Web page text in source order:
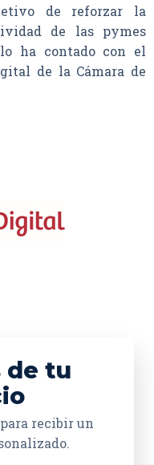
de reforzar la
de las pymes
ha contado con el
de la Cámara de
de tu
recibir un